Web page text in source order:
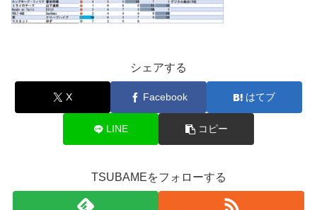
シェアする
X Facebook はてブ
LINE コピー
TSUBAMEをフォローする